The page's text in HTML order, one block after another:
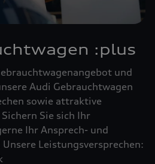
:plus
und
Audi Gebrauchtwagen
sowie attraktive
Sie sich Ihr
Ihr Ansprech- und
Leistungsversprechen: